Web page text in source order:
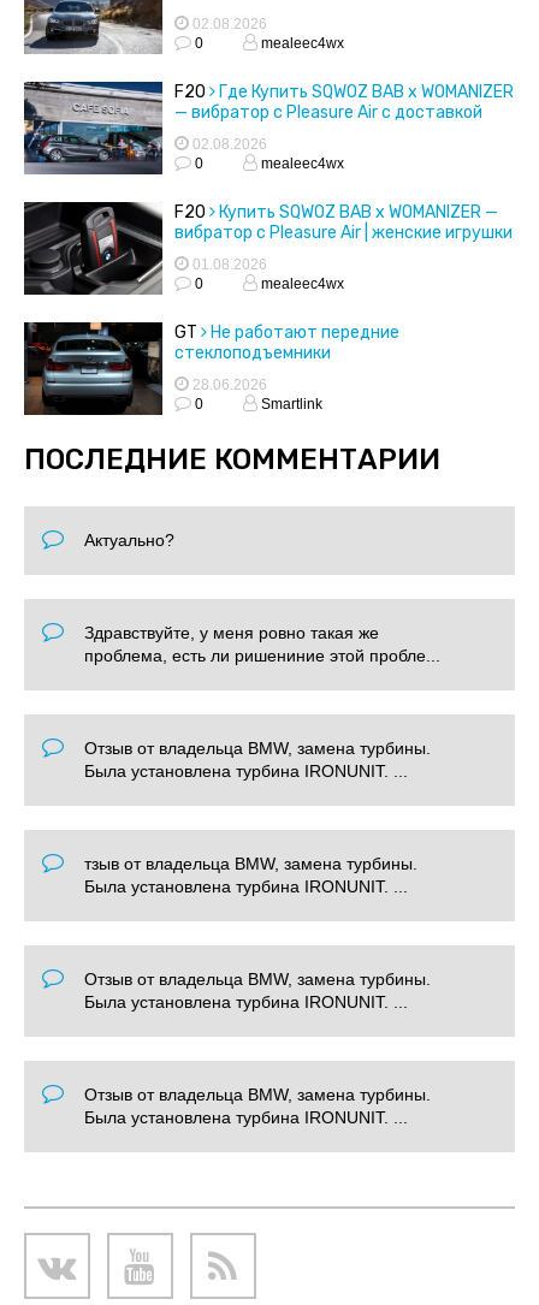
02.08.2026
0
mealeec4wx
F20
Где Купить SQWOZ BAB x WOMANIZER
— вибратор с Pleasure Air с доставкой
02.08.2026
0
mealeec4wx
F20
Купить SQWOZ BAB x WOMANIZER —
вибратор с Pleasure Air | женские игрушки
01.08.2026
0
mealeec4wx
GT
Не работают передние
стеклоподъемники
28.06.2026
0
Smartlink
ПОСЛЕДНИЕ КОММЕНТАРИИ
Актуально?
Здравствуйте, у меня ровно такая же
проблема, есть ли ришениние этой пробле...
Отзыв от владельца BMW, замена турбины.
Была установлена турбина IRONUNIT. ...
тзыв от владельца BMW, замена турбины.
Была установлена турбина IRONUNIT. ...
Отзыв от владельца BMW, замена турбины.
Была установлена турбина IRONUNIT. ...
Отзыв от владельца BMW, замена турбины.
Была установлена турбина IRONUNIT. ...